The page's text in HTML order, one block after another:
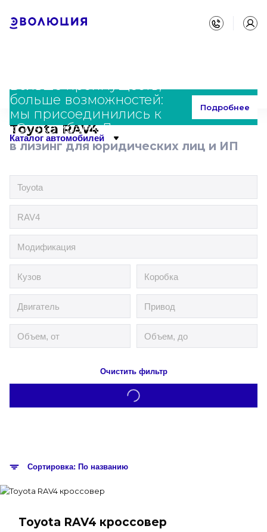
Больше преимуществ,
больше возможностей:
мы присоединились к
«Совкомбанк Лизинг»
Подробнее
Каталог автомобилей
Главная Каталог Toyota RAV4
Toyota RAV4
в лизинг для юридических лиц и ИП
Очистить фильтр
Сортировка: По названию
Toyota RAV4 кроссовер